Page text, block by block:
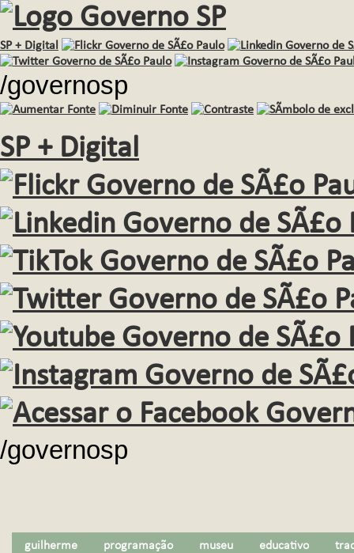
SP + Digital
/governosp
SP + Digital
/governosp
guilherme programação museu educativo